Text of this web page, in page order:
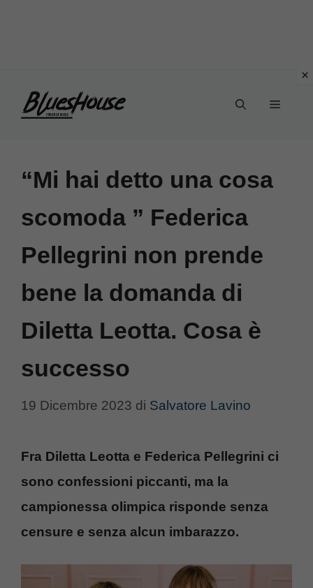
Menu
“Mi hai detto una cosa
scomoda ” Federica
Pellegrini non prende
bene la domanda di
Diletta Leotta. Cosa è
successo
19 Dicembre 2023 di Salvatore Lavino
Fra Diletta Leotta e Federica Pellegrini ci
sono confessioni piccanti, ma la
campionessa olimpica risponde senza
censure e senza alcun imbarazzo.